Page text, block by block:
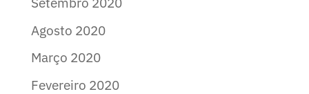
Agosto 2020
Março 2020
Fevereiro 2020